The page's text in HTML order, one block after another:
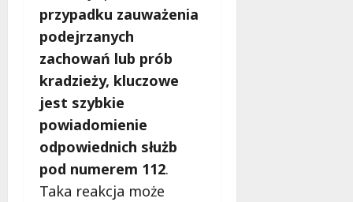
przypadku zauważenia
podejrzanych
zachowań lub prób
kradzieży, kluczowe
jest szybkie
powiadomienie
odpowiednich służb
pod numerem 112.
Taka reakcja może